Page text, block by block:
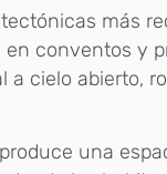
más
conventos y
cielo abierto,
una